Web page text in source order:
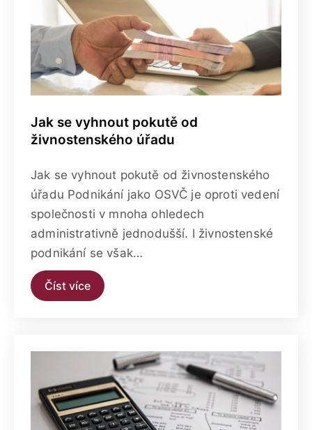
Jak se vyhnout pokutě od
živnostenského úřadu
Jak se vyhnout pokutě od živnostenského
úřadu Podnikání jako OSVČ je oproti vedení
společnosti v mnoha ohledech
administrativně jednodušší. I živnostenské
podnikání se však…
Číst více